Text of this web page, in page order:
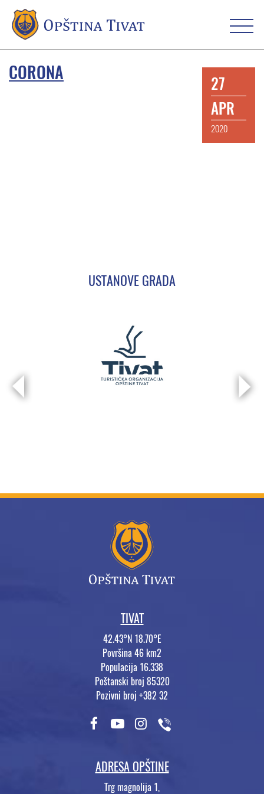
CORONA
27
APR
2020
USTANOVE GRADA
TIVAT
42.43°N 18.70°E
Površina 46 km2
Populacija 16.338
Poštanski broj 85320
Pozivni broj +382 32
ADRESA OPŠTINE
Trg magnolija 1,